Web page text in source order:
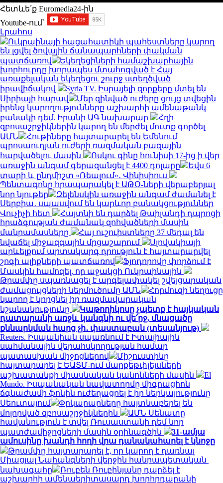
Հետևե՛ք Euromedia24-ին
Youtube-ում`
Լրահոս
Ուկրաինայի հացահատիկի պահեստները կարող
են լցվել ծովային ճանապարհների փակման
պատճառով
Եկեղեցիների համաշխարհային
խորհուրդը խորապես մտահոգված է Հայ
առաքելական եկեղեցու շուրջ ստեղծված
իրավիճակով
Syria TV. Իսրայելի զորքերը մտել են
Սիրիայի հարավ
Մեր զինված ուժերը ցույց տվեցին
իրենց կարողությունները աշխարհի ամենաթանկ
բանակի դեմ. Իրանի ԱԳ նախարար
Հղի
զբոսաշրջիկներին կարող են մերժել մուտք գործել
ԱՄՆ
Հութիները հայտարարել են Եմենում
պրոսաուդյան ուժերի ռազմական բազային
հարվածելու մասին
Ոսկու գինը հունիսի 17-ից ի վեր
առաջին անգամ գերազանցել է 4400 դոլարը
Եվս 6
տարի և ընդմիշտ «Ռեալում»․ Վինիսիուս
Պենտագոնը հրապարակել է ԱԹՕ-ների վերաբերյալ
նոր նյութեր
Զելենսկին առաջին անգամ ժամանել է
Սերբիա․ սպասվում են կարևոր բանակցություններ
Վուչիչի հետ
Հայտնի են դարձել Թաիլանդի դպրոցի
հրաձգության ժամանակ զոհվածների մասին
մանրամասները
Հայ ուշուիստները 37 մեդալ են
նվաճել միջազգային մրցաշարում
Սլովակիայի
արևելքում արտակարգ դրություն է հայտարարվել
շոգի ալիքների պատճառով
Ֆյոդորովը փորձում է
Մասկին համոզել, որ աջակցի Ուկրաինային
Թրամփը սպառնացել է արգելափակել շվեյցարական
ժամացույցների ներմուծումը ԱՄՆ
Հորմուզի նեղուցը
կարող է կորցնել իր ռազմավարական
նշանակությունը
Կաթողիկոսը չպետք է հայկական
դատարանի առջև կանգնի ու վե՛րջ, մնացածը
քննարկման հարց չի․ փաստաբան (տեսանյութ)
Reuters. Իսպանիան սպառնում է Իտալիային
սահմանային վերահսկողության համար
պատասխան միջոցներով
Միշուստինը
հայտարարել է ԵԱՏՄ-ում մարքեթփլեյսների
աշխատանքի միասնական կանոնների մասին
El
Mundo. Իսպանական նավատորմը միգրացիոն
ճգնաժամի ֆոնին ուժեղացրել է իր ներկայությունը
Սեուտայում
Փրկարարները հայտնաբերել են
մոլորված զբոսաշրջիկներին
ԱՄՆ Սենատը
հավանություն է տվել Ռուսաստանի դեմ նոր
պատժամիջոցների մասին օրինագծին
31-ամյա
ամուսինը խանդի հողի վրա դանակահարել է կնոջը
Թրամփը հայտարարել է, որ կարող է դառնալ
Միացյալ Նահանգների վերջին հանրապետական ​​
նախագահը
Ռուբեն Ռուբինյանը դարձել է
աշխարհի ամենաերիտասարդ խորհրդարանի